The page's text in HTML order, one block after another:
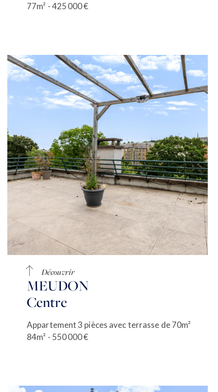
77m² - 425 000 €
Découvrir
MEUDON
Centre
Appartement 3 pièces avec terrasse de 70m²
84m² - 550 000 €